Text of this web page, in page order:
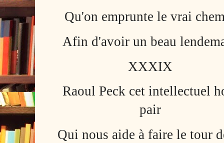
Qu'on emprunte le vrai
Afin d'avoir un beau
XXXIX
Raoul Peck cet intellectuel
pair
Qui nous aide à faire le tour